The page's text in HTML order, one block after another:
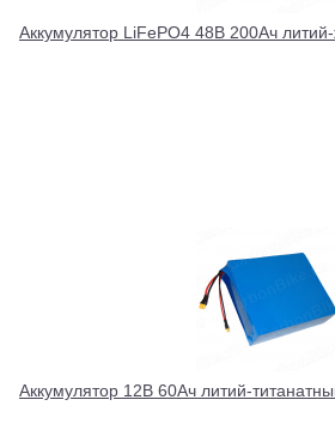
Аккумулятор LiFePO4 48В 200Ач
Аккумулятор 12В 60Ач литий-